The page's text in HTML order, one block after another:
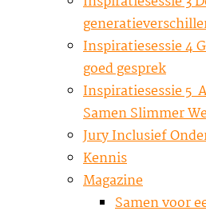
Inspiratiesessie 4
goed gesprek
Inspiratiesessie 5
Samen Slimmer
Jury Inclusief
Kennis
Magazine
Samen voor